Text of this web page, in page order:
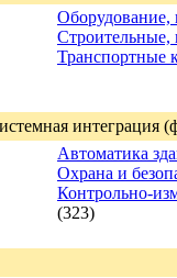
Строительные,
Транспортные
интеграция
Автоматика
Охрана и
Контрольно-
(323)